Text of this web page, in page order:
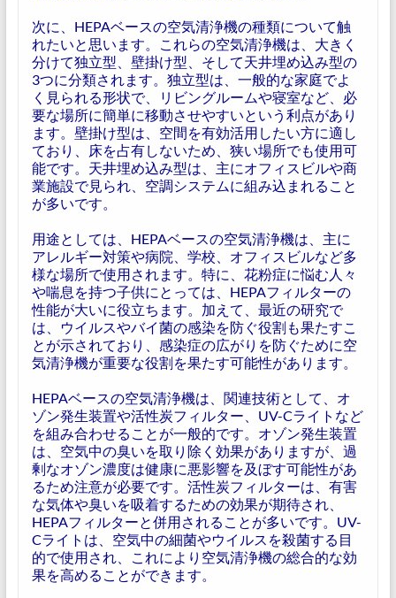
次に、HEPAベースの空気清浄機の種類について触
れたいと思います。これらの空気清浄機は、大きく
分けて独立型、壁掛け型、そして天井埋め込み型の
3つに分類されます。独立型は、一般的な家庭でよ
く見られる形状で、リビングルームや寝室など、必
要な場所に簡単に移動させやすいという利点があり
ます。壁掛け型は、空間を有効活用したい方に適し
ており、床を占有しないため、狭い場所でも使用可
能です。天井埋め込み型は、主にオフィスビルや商
業施設で見られ、空調システムに組み込まれること
が多いです。
用途としては、HEPAベースの空気清浄機は、主に
アレルギー対策や病院、学校、オフィスビルなど多
様な場所で使用されます。特に、花粉症に悩む人々
や喘息を持つ子供にとっては、HEPAフィルターの
性能が大いに役立ちます。加えて、最近の研究で
は、ウイルスやバイ菌の感染を防ぐ役割も果たすこ
とが示されており、感染症の広がりを防ぐために空
気清浄機が重要な役割を果たす可能性があります。
HEPAベースの空気清浄機は、関連技術として、オ
ゾン発生装置や活性炭フィルター、UV-Cライトなど
を組み合わせることが一般的です。オゾン発生装置
は、空気中の臭いを取り除く効果がありますが、過
剰なオゾン濃度は健康に悪影響を及ぼす可能性があ
るため注意が必要です。活性炭フィルターは、有害
な気体や臭いを吸着するための効果が期待され、
HEPAフィルターと併用されることが多いです。UV-
Cライトは、空気中の細菌やウイルスを殺菌する目
的で使用され、これにより空気清浄機の総合的な効
果を高めることができます。